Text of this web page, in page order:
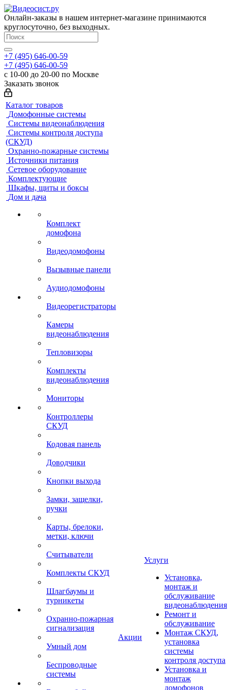
Онлайн-заказы в нашем интернет-магазине принимаются
круглосуточно, без выходных.
+7 (495) 646-00-59
+7 (495) 646-00-59
с 10-00 до 20-00 по Москве
Заказать звонок
Каталог товаров
Домофонные системы
Системы видеонаблюдения
Системы контроля доступа
(СКУД)
Охранно-пожарные системы
Источники питания
Сетевое оборудование
Комплектующие
Шкафы, щиты и боксы
Дом и дача
Комплект
домофона
Видеодомофоны
Вызывные панели
Аудиодомофоны
Видеорегистраторы
Камеры
видеонаблюдения
Тепловизоры
Комплекты
видеонаблюдения
Мониторы
Контроллеры
СКУД
Кодовая панель
Доводчики
Кнопки выхода
Замки, защелки,
ручки
Карты, брелоки,
метки, ключи
Считыватели
Комплекты СКУД
Шлагбаумы и
турникеты
Охранно-пожарная
сигнализация
Умный дом
Беспроводные
системы
Акции
Услуги
Установка,
монтаж и
обслуживание
видеонаблюдения
Ремонт и
обслуживание
Монтаж СКУД,
установка
системы
контроля доступа
Установка и
монтаж
домофонов